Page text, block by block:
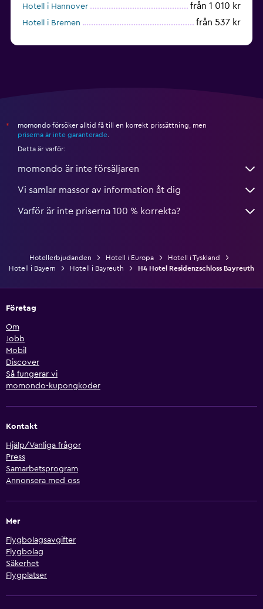
Hotell i Hannover från 1 010 kr
Hotell i Bremen från 537 kr
*
momondo försöker alltid få till en korrekt prissättning, men
priserna är inte garanterade
Detta är varför:
momondo är inte försäljaren
Vi samlar massor av information åt dig
Varför är inte priserna 100 % korrekta?
Hotellerbjudanden Hotell i Europa
Hotell i Tyskland
Hotell i Bayern
Hotell i Bayreuth H4 Hotel Residenzschloss Bayreuth
Företag
Om
Jobb
Mobil
Discover
Så fungerar vi
momondo-kupongkoder
Kontakt
Hjälp/Vanliga frågor
Press
Samarbetsprogram
Annonsera med oss
Mer
Flygbolagsavgifter
Flygbolag
Säkerhet
Flygplatser